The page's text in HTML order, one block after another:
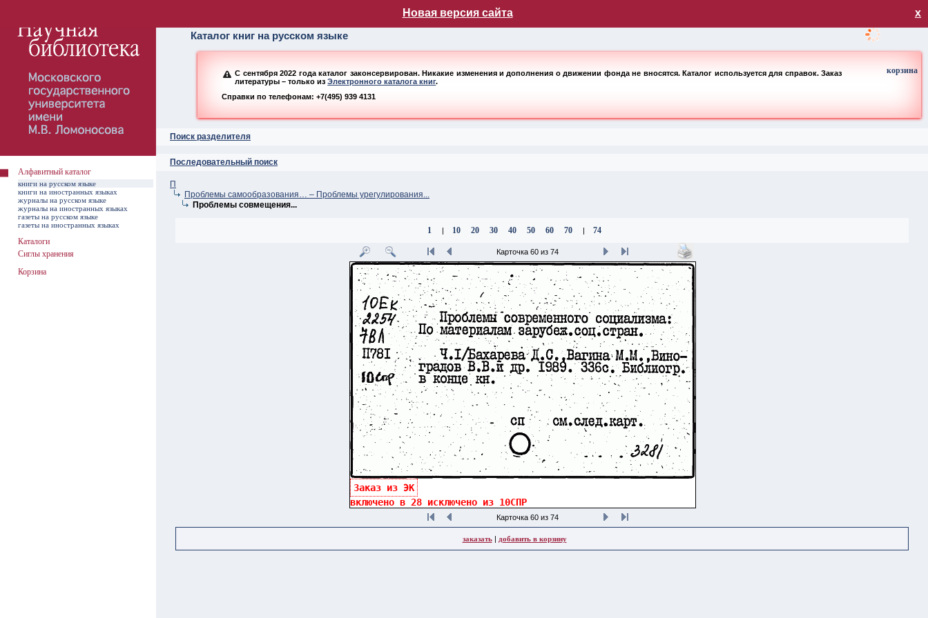
Новая версия сайта х
Каталог книг на русском языке
С сентября 2022 года каталог законсервирован. Никакие изменения и дополнения о движении фонда не вносятся. Каталог используется для справок. Заказ
литературы – только изЭлектронного каталога книг.
Справки по телефонам: +7(495) 939 4131
Поиск разделителя
Последовательный поиск
корзина
П
Проблемы самообразования… – Проблемы урегулирования...
Проблемы совмещения...
1 | 10 20 30 40 50 60 70 | 74
Карточка 60 из 74
Заказ из ЭК
Карточка 60 из 74
заказать| добавить в корзину
Алфавитный каталог
книги на русском языке
книги на иностранных языках
журналы на русском языке
журналы на иностранных языках
газеты на русском языке
газеты на иностранных языках
Каталоги
Сиглы хранения
Корзина